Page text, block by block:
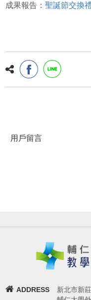
成果報告：聖誕節交換
用戶留言
ADDRESS
新北市新